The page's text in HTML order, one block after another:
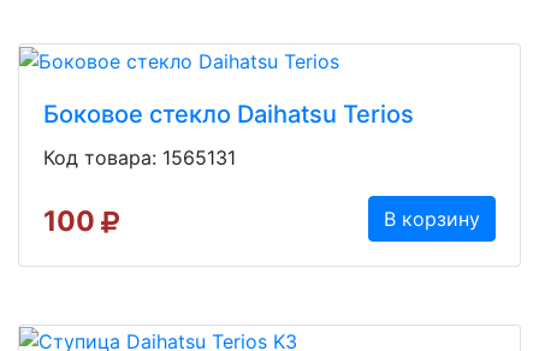
Боковое стекло Daihatsu Terios
Код товара: 1565131
100 В корзину